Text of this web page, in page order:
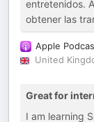
entretenidos.
obtener las
Apple
United
Great for
I am learning